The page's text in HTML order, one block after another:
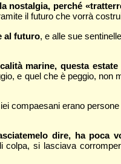
perché
il futuro che vorrà
al futuro, e alle sue
marine, questa
e quel che è peggio, non
compaesani erano
dire, ha poca
si lasciava